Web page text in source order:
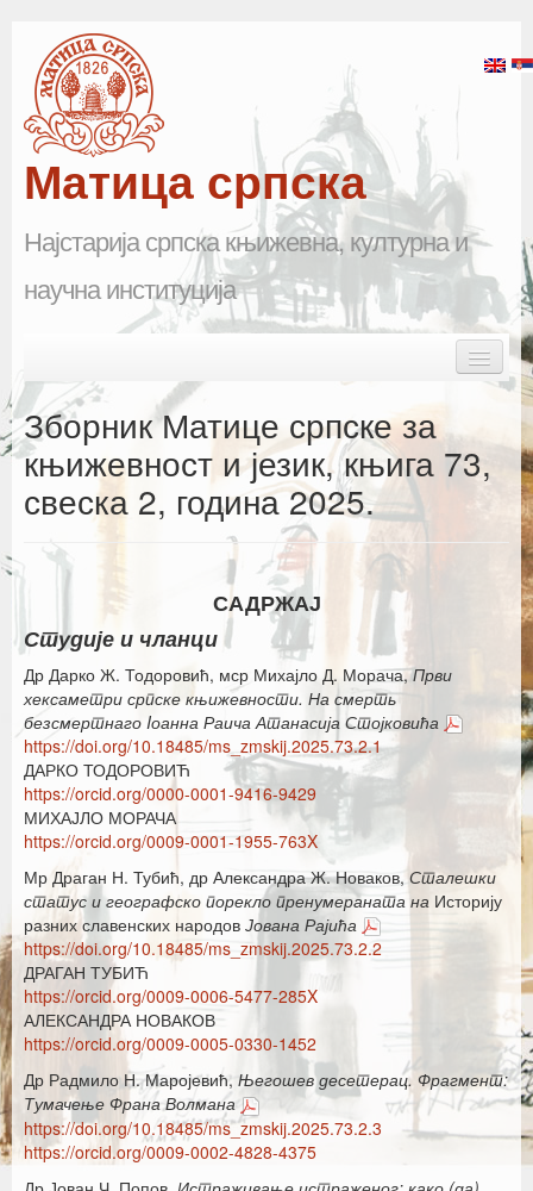
Матица српска
Најстарија српска књижевна, културна и
научна институција
Почетна
Матица српска
Научна одељења
Каталог издања
Летопис Матице српске
Гласник Матице српске
Е–издања
Вести
Најаве
Зборник Матице српске за
књижевност и језик, књига 73,
свеска 2, година 2025.
САДРЖАЈ
Студије и чланци
Др Дарко Ж. Тодоровић, мср Михајло Д. Морача,Први
хексаметри српске књижевности. На смерть
безсмертнаго Iоанна Раича Атанасија Стојковића
https://doi.org/10.18485/ms_zmskij.2025.73.2.1
ДАРКО ТОДОРОВИЋ
https://orcid.org/0000-0001-9416-9429
МИХАЈЛО МОРАЧА
https://orcid.org/0009-0001-1955-763X
Мр Драган Н. Тубић, др Александра Ж. Новаков, Сталешки
статус и географско порекло пренумераната на Историју
разних славенских народов Јована Рајића
https://doi.org/10.18485/ms_zmskij.2025.73.2.2
ДРАГАН ТУБИЋ
https://orcid.org/0009-0006-5477-285X
АЛЕКСАНДРА НОВАКОВ
https://orcid.org/0009-0005-0330-1452
Др Радмило Н. Маројевић, Његошев десетерац. Фрагмент:
Тумачење Франа Волмана
https://doi.org/10.18485/ms_zmskij.2025.73.2.3
https://orcid.org/0009-0002-4828-4375